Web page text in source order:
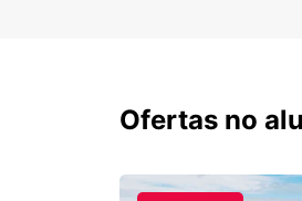
Ofertas no